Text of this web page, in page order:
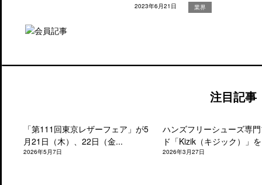
2023年6月21日 業界
注目記事
「第111回東京レザーフェア」が5
月21日（木）、22日（金...
2026年5月7日
ハンズフリーシューズ専
ド「Kizik（キジック）」
2026年3月27日